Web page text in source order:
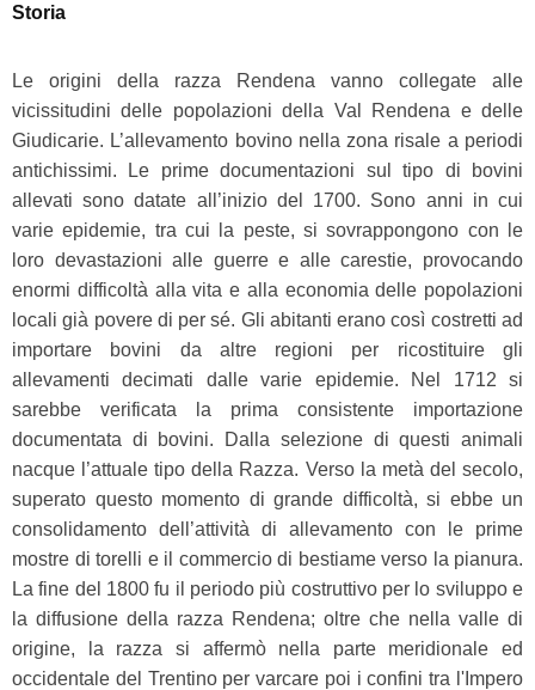
Storia
Le origini della razza Rendena vanno collegate alle
vicissitudini delle popolazioni della Val Rendena e delle
Giudicarie. L’allevamento bovino nella zona risale a periodi
antichissimi. Le prime documentazioni sul tipo di bovini
allevati sono datate all’inizio del 1700. Sono anni in cui
varie epidemie, tra cui la peste, si sovrappongono con le
loro devastazioni alle guerre e alle carestie, provocando
enormi difficoltà alla vita e alla economia delle popolazioni
locali già povere di per sé. Gli abitanti erano così costretti ad
importare bovini da altre regioni per ricostituire gli
allevamenti decimati dalle varie epidemie. Nel 1712 si
sarebbe verificata la prima consistente importazione
documentata di bovini. Dalla selezione di questi animali
nacque l’attuale tipo della Razza. Verso la metà del secolo,
superato questo momento di grande difficoltà, si ebbe un
consolidamento dell’attività di allevamento con le prime
mostre di torelli e il commercio di bestiame verso la pianura.
La fine del 1800 fu il periodo più costruttivo per lo sviluppo e
la diffusione della razza Rendena; oltre che nella valle di
origine, la razza si affermò nella parte meridionale ed
occidentale del Trentino per varcare poi i confini tra l'Impero